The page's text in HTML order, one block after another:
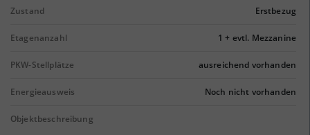
Zustand Erstbezug
Etagenanzahl 1 + evtl. Mezzanine
PKW-Stellplätze ausreichend vorhanden
Energieausweis Noch nicht vorhanden
Objektbeschreibung